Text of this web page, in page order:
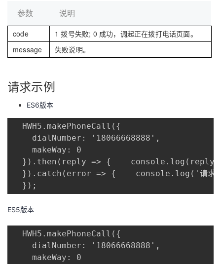
藏
参数 说明
code
1 拨号失败; 0 成功，调起正在拨打电话页面。
message
失败说明。
请求示例
ES6版本
HWH5.makePhoneCall({
dialNumber: '18066668888',
makeWay: 0
}).then(reply => {
}).catch(error => {    console.log('请求
});
ES5版本
HWH5.makePhoneCall({
dialNumber: '18066668888',
makeWay: 0